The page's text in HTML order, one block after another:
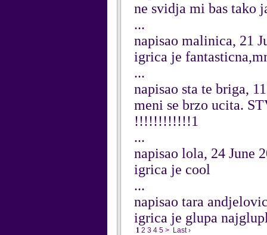
ne svidja mi bas tako
...
napisao malinica, 21
igrica je
...
napisao sta te briga,
meni se brzo
!!!!!!!!!!!!1
...
napisao lola, 24 June
igrica je cool
...
napisao tara
igrica je glupa
1 2 3 4 5 > Last ›